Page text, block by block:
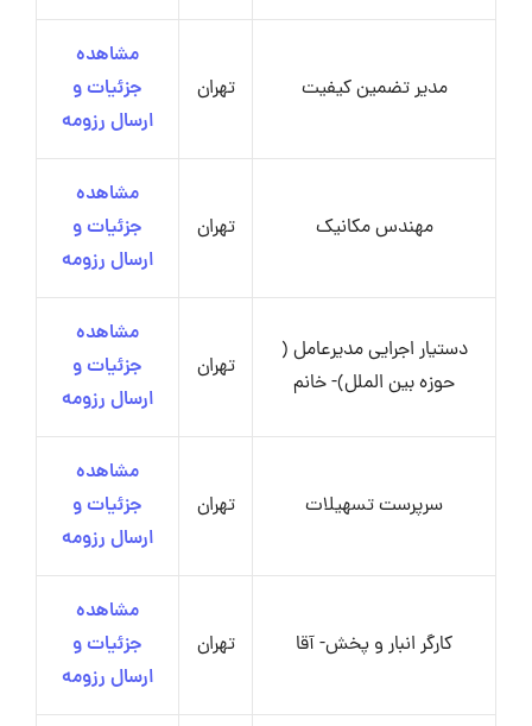
مدیر تضمین کیفیت تهران
مشاهده
جزئیات و
ارسال رزومه
مهندس مکانیک تهران
مشاهده
جزئیات و
ارسال رزومه
دستیار اجرایی مدیرعامل (
حوزه بین الملل)- خانم
تهران
مشاهده
جزئیات و
ارسال رزومه
سرپرست تسهیلات تهران
مشاهده
جزئیات و
ارسال رزومه
کارگر انبار و پخش- آقا تهران
مشاهده
جزئیات و
ارسال رزومه